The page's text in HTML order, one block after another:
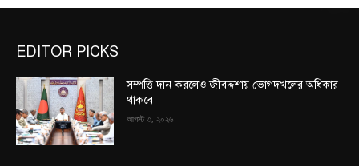
EDITOR PICKS
সম্পত্তি দান করলেও জীবদ্দশায় ভোগদখলের অধিকার
থাকবে
আগস্ট ৩, ২০২৬